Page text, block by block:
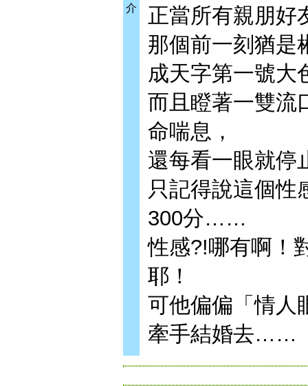
介
正當所有親朋好
那個前一刻猶是
成天字第一號大
而且瞪著一雙流
命喘息，
還每看一眼就停
只記得說這個性
300分……
性感?!哪有啊！
耶！
可他偏偏「情人
牽手結婚去……